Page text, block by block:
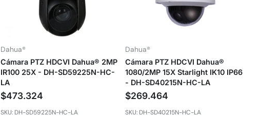
Alfabéticamente, Z-A
Precio, menor a mayor
Precio, mayor a menor
Fecha: antiguo(a) a reciente
Fecha: reciente a antiguo(a)
Dahua®
Cámara PTZ HDCVI Dahua® 2MP
IR100 25X - DH-SD59225N-HC-
LA
$473.324
SKU: DH-SD59225N-HC-LA
Dahua®
Cámara PTZ HDCVI Dahua®
1080/2MP 15X Starlight IK10 IP66
- DH-SD40215N-HC-LA
$269.464
SKU: DH-SD40215N-HC-LA